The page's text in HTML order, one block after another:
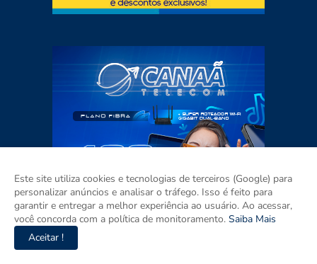
Este site utiliza cookies e tecnologias de terceiros (Google) para
personalizar anúncios e analisar o tráfego. Isso é feito para
garantir e entregar a melhor experiência ao usuário. Ao acessar,
você concorda com a política de monitoramento. Saiba Mais
Aceitar !